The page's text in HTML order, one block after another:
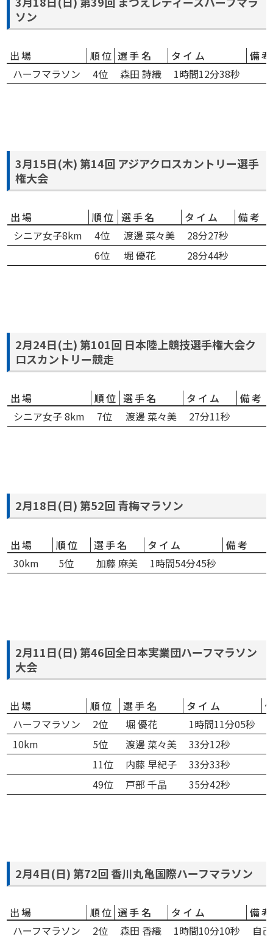
ソン
出場 順位 選手名 タイム
備考
ハーフマラソン
4位 森田 詩織 1時間12分38秒
3月15日(木) 第14回 アジアクロスカントリー選手
権大会
出場 順位 選手名 タイム
備考
シニア女子8km
4位 渡邊 菜々美
28分27秒
6位
堀 優花 28分44秒
2月24日(土) 第101回 日本陸上競技選手権大会ク
ロスカントリー競走
出場 順位 選手名 タイム
備考
シニア女子 8km
7位 渡邊 菜々美 27分11秒
2月18日(日) 第52回 青梅マラソン
出場 順位 選手名 タイム
備考
30km
5位 加藤 麻美 1時間54分45秒
2月11日(日) 第46回全日本実業団ハーフマラソン
大会
出場 順位 選手名 タイム
ハーフマラソン
2位 堀 優花 1時間11分05秒
10km
5位 渡邊 菜々美
33分12秒
11位
内藤 早紀子
33分33秒
49位
戸部 千晶 35分42秒
2月4日(日) 第72回 香川丸亀国際ハーフマラソン
出場 順位 選手名 タイム
備考
ハーフマラソン
2位 森田 香織 1時間10分10秒 自